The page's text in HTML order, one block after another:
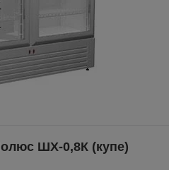
ШХ-0,8К (купе)